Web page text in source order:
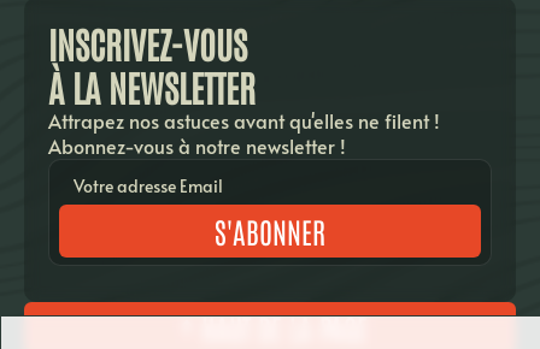
INSCRIVEZ-VOUS
À LA NEWSLETTER
Attrapez nos astuces avant qu'elles ne filent !
Abonnez-vous à notre newsletter !
S'ABONNER
HAUT DE LA PAGE